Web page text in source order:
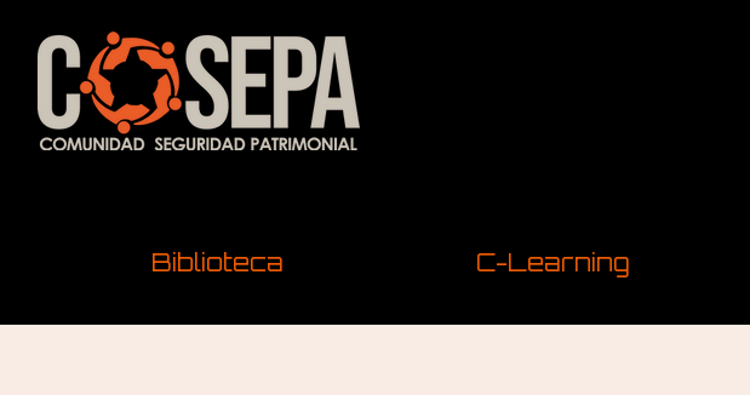
Biblioteca C-Learning